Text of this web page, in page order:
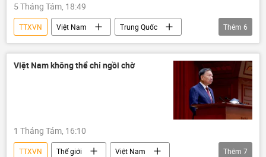
5 Tháng Tám, 18:49
TTXVN Việt Nam
Trung Quốc
EVN
năng lượng
doanh nghiệp
Đông Nam Á
thương mại Kinh tế
Thêm 6
Việt Nam không thể chỉ ngồi chờ
1 Tháng Tám, 16:10
TTXVN Thế giới
Việt Nam
Thêm 7